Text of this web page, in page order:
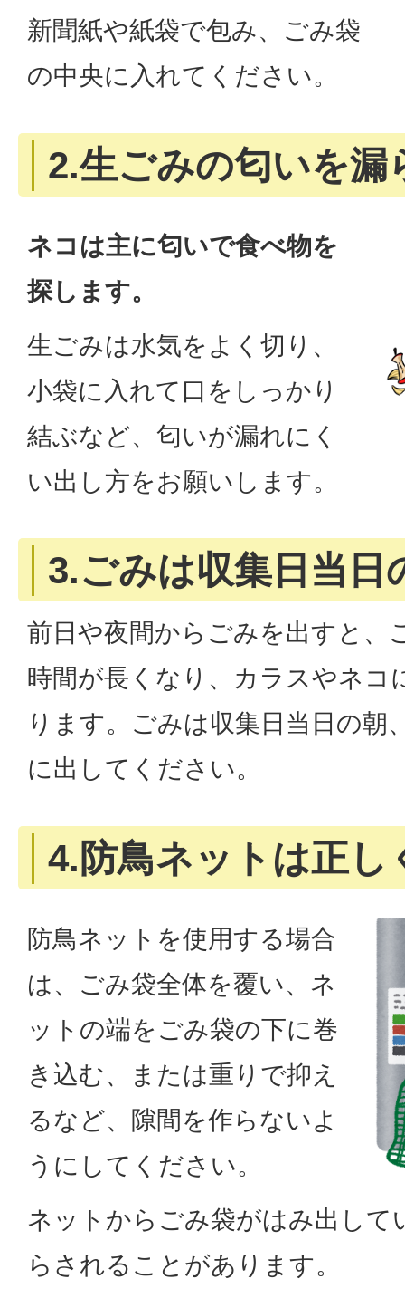
新聞紙や紙袋で包み、ごみ袋
の中央に入れてください。
2.生ごみの匂いを漏
ネコは主に匂いで食べ物を
探します。
生ごみは水気をよく切り、
小袋に入れて口をしっかり
結ぶなど、匂いが漏れにく
い出し方をお願いします。
3.ごみは収集日当日
前日や夜間からごみを出すと、
時間が長くなり、カラスやネコ
ります。ごみは収集日当日の朝
に出してください。
4.防鳥ネットは正し
防鳥ネットを使用する場合
は、ごみ袋全体を覆い、ネ
ットの端をごみ袋の下に巻
き込む、または重りで抑え
るなど、隙間を作らないよ
うにしてください。
ネットからごみ袋がはみ出して
らされることがあります。